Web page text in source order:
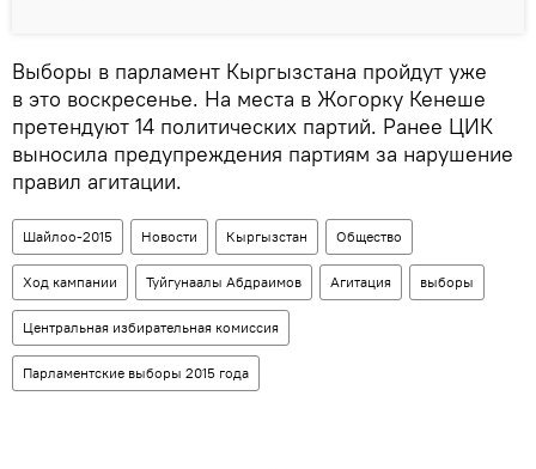
Выборы в парламент Кыргызстана пройдут уже
в это воскресенье. На места в Жогорку Кенеше
претендуют 14 политических партий. Ранее ЦИК
выносила предупреждения партиям за нарушение
правил агитации.
Шайлоо-2015 Новости Кыргызстан Общество
Ход кампании Туйгунаалы Абдраимов Агитация выборы
Центральная избирательная комиссия
Парламентские выборы 2015 года